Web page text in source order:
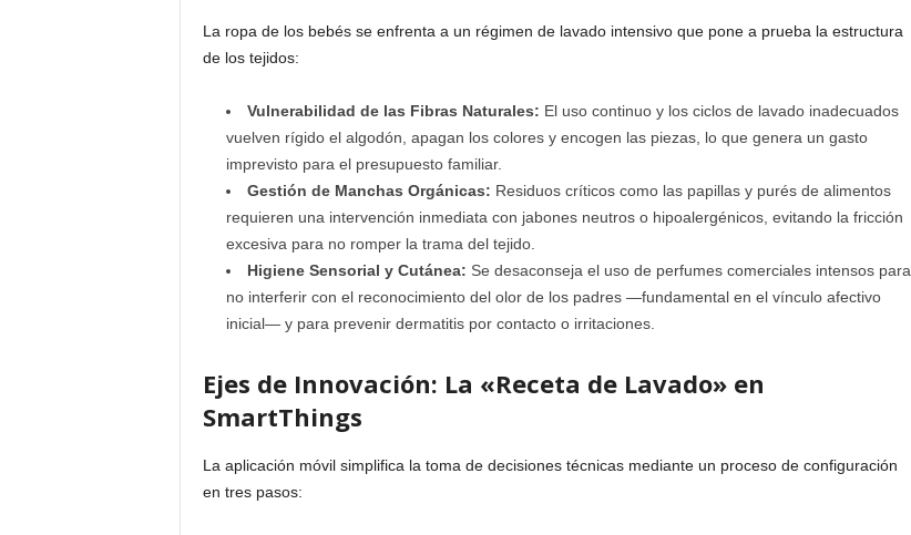
La ropa de los bebés se enfrenta a un régimen de lavado intensivo que pone a prueba la estructura
de los tejidos:
Vulnerabilidad de las Fibras Naturales: El uso continuo y los ciclos de lavado inadecuados
vuelven rígido el algodón, apagan los colores y encogen las piezas, lo que genera un gasto
imprevisto para el presupuesto familiar.
Gestión de Manchas Orgánicas: Residuos críticos como las papillas y purés de alimentos
requieren una intervención inmediata con jabones neutros o hipoalergénicos, evitando la fricción
excesiva para no romper la trama del tejido.
Higiene Sensorial y Cutánea: Se desaconseja el uso de perfumes comerciales intensos para
no interferir con el reconocimiento del olor de los padres —fundamental en el vínculo afectivo
inicial— y para prevenir dermatitis por contacto o irritaciones.
Ejes de Innovación: La «Receta de Lavado» en
SmartThings
La aplicación móvil simplifica la toma de decisiones técnicas mediante un proceso de configuración
en tres pasos: